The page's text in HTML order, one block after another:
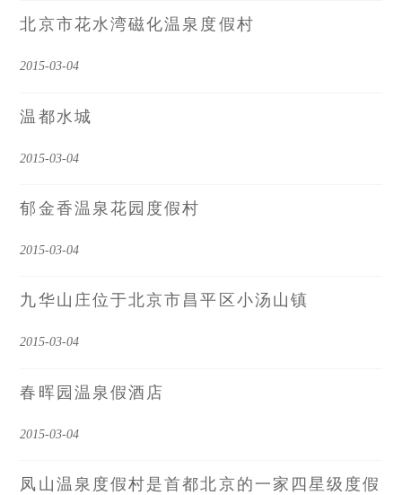
北京市花水湾磁化温泉度假村
2015-03-04
温都水城
2015-03-04
郁金香温泉花园度假村
2015-03-04
九华山庄位于北京市昌平区小汤山镇
2015-03-04
春晖园温泉假酒店
2015-03-04
凤山温泉度假村是首都北京的一家四星级度假